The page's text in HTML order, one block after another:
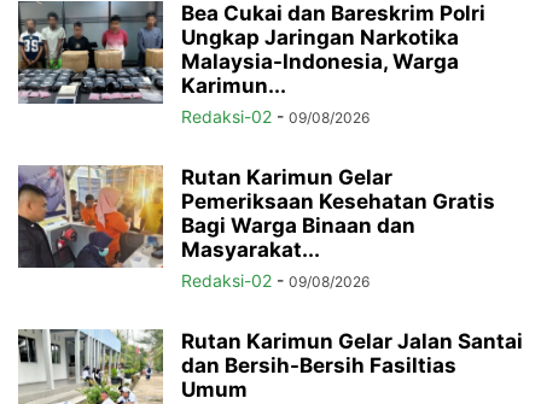
Bea Cukai dan Bareskrim Polri
Ungkap Jaringan Narkotika
Malaysia-Indonesia, Warga
Karimun...
Redaksi-02 - 09/08/2026
Rutan Karimun Gelar
Pemeriksaan Kesehatan Gratis
Bagi Warga Binaan dan
Masyarakat...
Redaksi-02 - 09/08/2026
Rutan Karimun Gelar Jalan Santai
dan Bersih-Bersih Fasiltias
Umum